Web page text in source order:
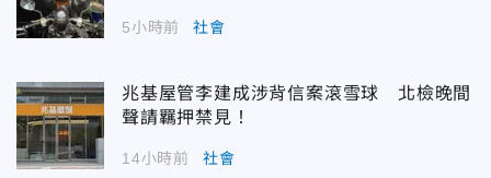
5小時前 社會
兆基屋管李建成涉背信案滾雪球 北檢晚間
聲請羈押禁見！
14小時前 社會